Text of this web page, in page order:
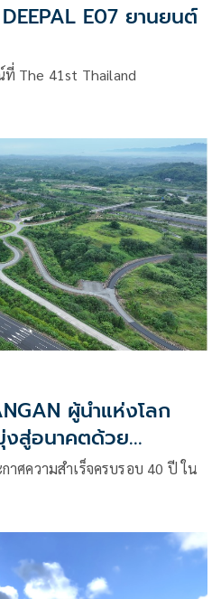
E07 ยานยนต์
ที่ The 41st Thailand
ผู้นำแห่งโลก
งสู่อนาคตด้วย
พัฒนาเพื่อความยั่งยืน
าศความสำเร็จครบรอบ 40 ปี ใน